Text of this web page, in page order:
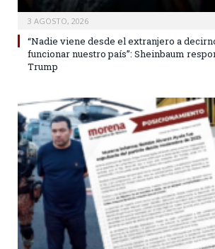
3 AGOSTO, 2026
“Nadie viene desde el extranjero a
funcionar nuestro país”: Sheinbaum
Trump